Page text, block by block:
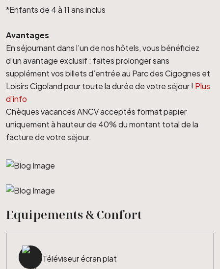
*Enfants de 4 à 11 ans inclus
Avantages
En séjournant dans l’un de nos hôtels, vous bénéficiez
d’un avantage exclusif : faites prolonger sans
supplément vos billets d’entrée au Parc des Cigognes et
Loisirs Cigoland pour toute la durée de votre séjour ! Plus
d'info
Chèques vacances ANCV acceptés format papier
uniquement à hauteur de 40% du montant total de la
facture de votre séjour.
Equipements & Confort
Téléviseur écran plat